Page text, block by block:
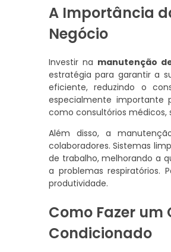
A Importância
Negócio
Investir na manutenção
estratégia para garantir a
eficiente, reduzindo o
especialmente importante
como consultórios médicos,
Além disso, a
colaboradores. Sistemas
de trabalho, melhorando a
a problemas
produtividade.
Como Fazer
Condicionado